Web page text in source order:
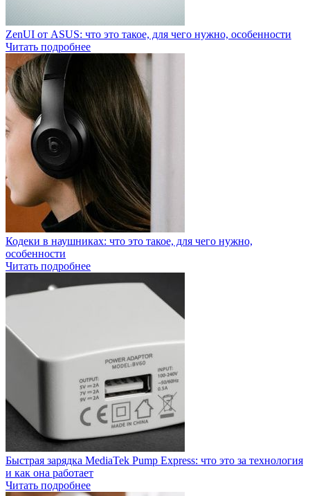
ZenUI от ASUS: что это такое, для чего нужно, особенности
Читать подробнее
Кодеки в наушниках: что это такое, для чего нужно,
особенности
Читать подробнее
Быстрая зарядка MediaTek Pump Express: что это за технология
и как она работает
Читать подробнее